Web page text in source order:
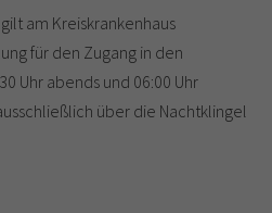
am Kreiskrankenhaus
für den Zugang in den
Uhr abends und 06:00 Uhr
über die Nachtklingel